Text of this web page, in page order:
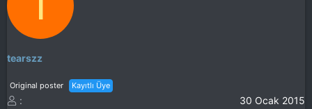
tearszz
Original poster Kayıtlı Üye
30 Ocak 2015